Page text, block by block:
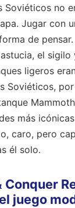
Soviéticos no
Jugar con
de
el sigilo
ligeros
Soviéticos,
más
caro, pero
él solo.
Conquer
juego